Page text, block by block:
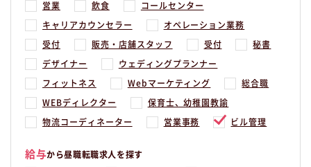
営業 飲食 コールセンター
キャリアカウンセラー オペレーション業務
受付 販売・店舗スタッフ 受付 秘書
デザイナー ウェディングプランナー
フィットネス Webマーケティング 総合職
WEBディレクター 保育士、幼稚園教諭
物流コーディネーター 営業事務 ビル管理
給与から昼職転職求人を探す